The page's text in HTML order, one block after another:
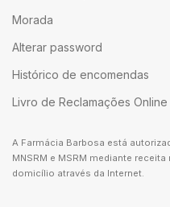
Morada
Alterar password
Histórico de encomendas
Livro de Reclamações Online
A Farmácia Barbosa está
MNSRM e MSRM mediante
domicílio através da Internet.